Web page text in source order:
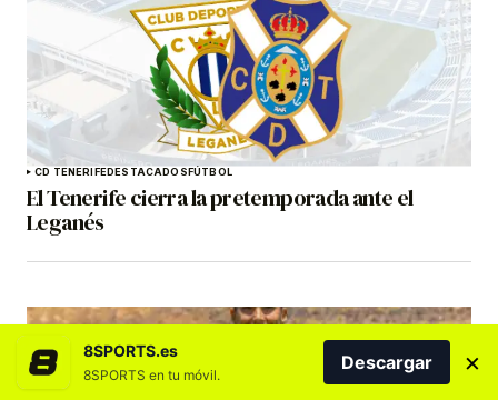
CD TENERIFEDESTACADOSFÚTBOL
El Tenerife cierra la pretemporada ante el
Leganés
8SPORTS.es
8SPORTS en tu móvil.
Descargar ×